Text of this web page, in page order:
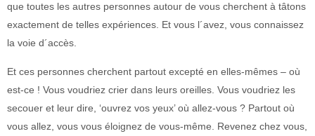
que toutes les autres personnes autour de vous cherchent à tâtons
exactement de telles expériences. Et vous l´avez, vous connaissez
la voie d´accès.
Et ces personnes cherchent partout excepté en elles-mêmes – où
est-ce ! Vous voudriez crier dans leurs oreilles. Vous voudriez les
secouer et leur dire, ‘ouvrez vos yeux’ où allez-vous ? Partout où
vous allez, vous vous éloignez de vous-même. Revenez chez vous,